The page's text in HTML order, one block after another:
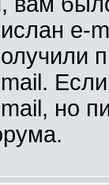
e-
но